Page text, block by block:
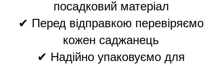
посадковий матеріал
✔ Перед відправкою перевіряємо
кожен саджанець
✔ Надійно упаковуємо для